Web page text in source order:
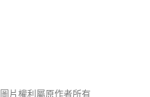
片權利屬原作者所有